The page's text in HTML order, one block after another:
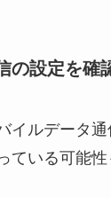
の設定を確
イルデータ
ている可能